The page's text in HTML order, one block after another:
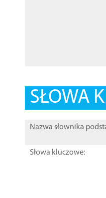
SŁOWA
Nazwa słownika
Słowa kluczowe: